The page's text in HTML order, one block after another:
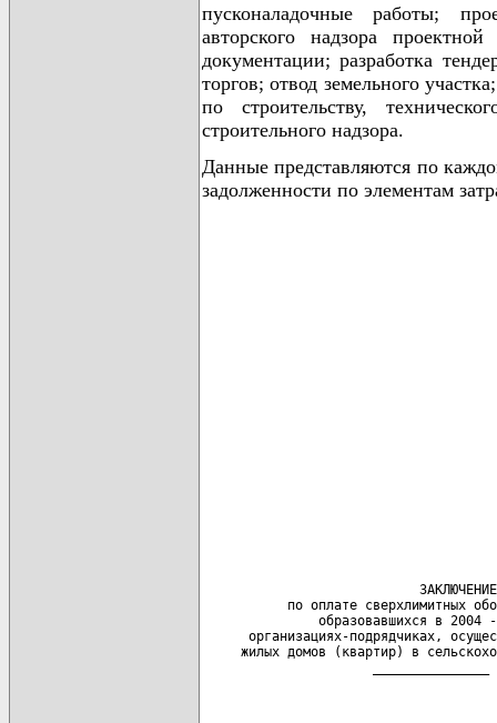
пусконаладочные работы;
авторского надзора
документации; разработка
торгов; отвод земельного
по строительству,
строительного надзора.
Данные представляются по
задолженности по элементам
                            ЗАКЛЮЧЕНИЕ
по оплате сверхлимитных
образовавшихся в 2004
организациях-подрядчиках,
жилых домов (квартир) в